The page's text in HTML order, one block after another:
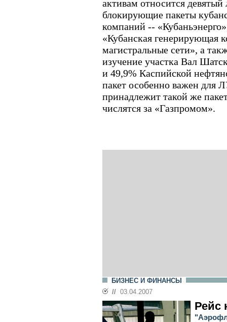
активам относится девятый
блокирующие пакеты
компаний --
«Кубанская генерирующая
магистральные сети», а
изучение участка Вал
и 49,9% Каспийской
пакет особенно важен для
принадлежит такой же
числятся за «Газпромом».
БИЗНЕС И ФИНАНСЫ
// 03.04.2007
Рейс